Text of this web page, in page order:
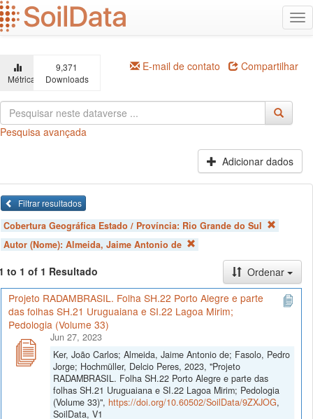
Ir
para
o
principal
Métricas
9,371
Downloads
E-mail de contato Compartilhar
Pesquisa avançada
Adicionar dados
Filtrar resultados
Cobertura Geográfica Estado / Província: Rio Grande do Sul
Autor (Nome): Almeida, Jaime Antonio de
to 1 of 1 Resultado
Ordenar
Projeto RADAMBRASIL. Folha SH.22 Porto Alegre e parte
das folhas SH.21 Uruguaiana e SI.22 Lagoa Mirim;
Pedologia (Volume 33)
Jun 27, 2023
Ker, João Carlos; Almeida, Jaime Antonio de; Fasolo, Pedro
Jorge; Hochmüller, Delcio Peres, 2023, "Projeto
RADAMBRASIL. Folha SH.22 Porto Alegre e parte das
folhas SH.21 Uruguaiana e SI.22 Lagoa Mirim; Pedologia
(Volume 33)", https://doi.org/10.60502/SoilData/9ZXJOG,
SoilData, V1